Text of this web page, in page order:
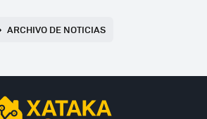
ARCHIVO DE NOTICIAS